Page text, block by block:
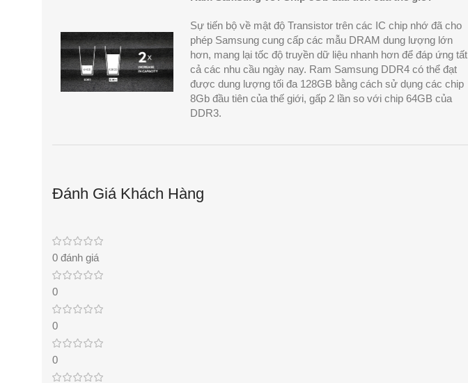
Sự tiến bộ về mật độ Transistor trên các IC chip nhớ đã cho
phép Samsung cung cấp các mẫu DRAM dung lượng lớn
hơn, mang lại tốc độ truyền dữ liệu nhanh hơn để đáp ứng tất
cả các nhu cầu ngày nay. Ram Samsung DDR4 có thể đạt
được dung lượng tối đa 128GB bằng cách sử dụng các chip
8Gb đầu tiên của thế giới, gấp 2 lần so với chip 64GB của
DDR3.
Đánh Giá Khách Hàng
0 đánh giá
0
0
0